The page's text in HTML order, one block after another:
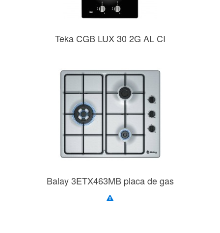
Teka CGB LUX 30 2G AL CI
Balay 3ETX463MB placa de gas